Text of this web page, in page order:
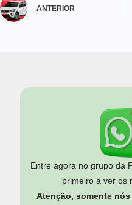
ANTERIOR
Entre agora no grupo da
primeiro a ver os
Atenção, somente